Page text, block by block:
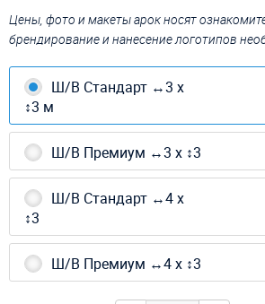
Цены, фото и макеты арок носят
брендирование и нанесение логотипов
Ш/В Стандарт ↔3 х
↕3 м
Ш/В Премиум ↔3 х ↕3
Ш/В Стандарт ↔4 х
↕3
Ш/В Премиум ↔4 х ↕3